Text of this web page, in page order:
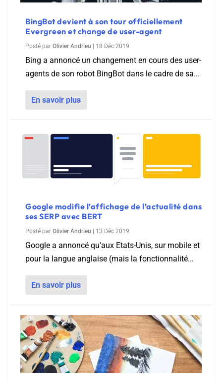
BingBot devient à son tour officiellement
Evergreen et change de user-agent
Posté par Olivier Andrieu | 18 Déc 2019
Bing a annoncé un changement en cours des user-
agents de son robot BingBot dans le cadre de sa...
En savoir plus
Google modifie l’affichage de l’actualité dans
ses SERP avec BERT
Posté par Olivier Andrieu 13 Déc 2019
Google a annoncé qu'aux Etats-Unis, sur mobile et
pour la langue anglaise (mais la fonctionnalité...
En savoir plus